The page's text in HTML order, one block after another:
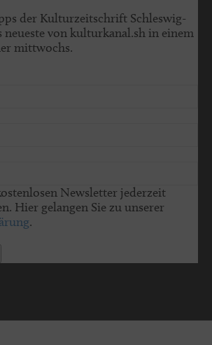
der Kulturzeitschrift Schleswig-
neueste von kulturkanal.sh in einem
mittwochs.
Newsletter jederzeit
Hier gelangen Sie zu unserer
.